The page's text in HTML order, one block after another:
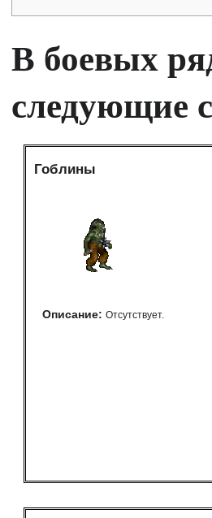
В боевых
следующие
Гоблины
Описание: Отсутствует.